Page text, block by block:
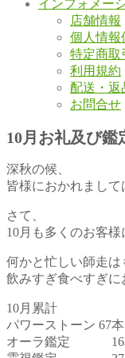
インフォメー
店舗情報
個人情報
特定商取
利用規約
配送・返
お問合せ
10月お礼及び鑑
深秋の候、
皆様におかれまし
さて、
10月も多くのお客様
何かと忙しい師走は
飲みすぎ食べすぎ
10月累計
パワーストーン 67本
オーラ鑑定 16